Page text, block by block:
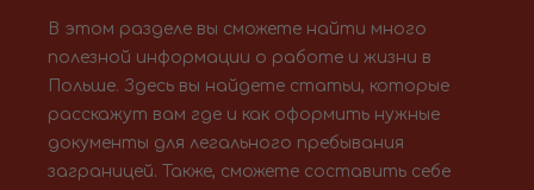
В этом разделе вы сможете найти много
полезной информации о работе и жизни в
Польше. Здесь вы найдете статьи, которые
расскажут вам где и как оформить нужные
документы для легального пребывания
заграницей. Также, сможете составить себе